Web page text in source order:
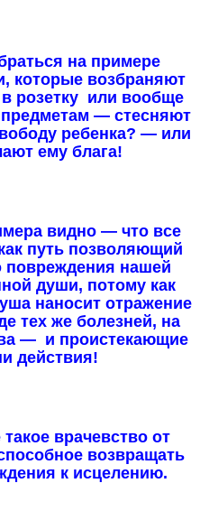
на примере
которые возбраняют
в розетку или вообще
— стесняют
ребенка? — или
ему блага!
видно — что все
путь позволяющий
повреждения нашей
души, потому как
наносит отражение
тех же болезней, на
— и проистекающие
действия!
врачевство от
возвращать
к исцелению.